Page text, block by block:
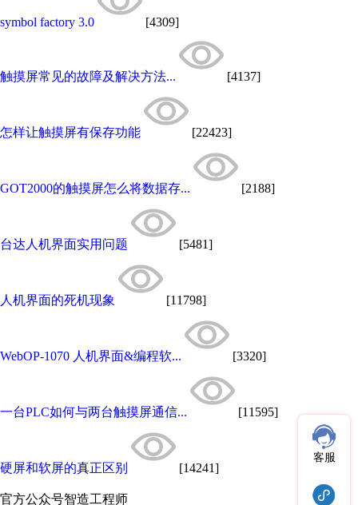
symbol factory 3.0 [4309]
触摸屏常见的故障及解决方法... [4137]
怎样让触摸屏有保存功能 [22423]
GOT2000的触摸屏怎么将数据存... [2188]
台达人机界面实用问题 [5481]
人机界面的死机现象 [11798]
WebOP-1070 人机界面&编程软... [3320]
一台PLC如何与两台触摸屏通信... [11595]
硬屏和软屏的真正区别 [14241]
官方公众号智造工程师
客服